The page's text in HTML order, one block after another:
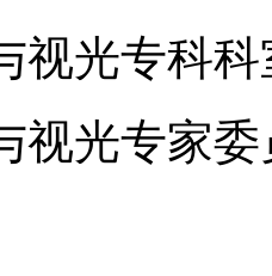
视光专科
视光专家